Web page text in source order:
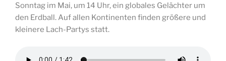
Sonntag im Mai, um 14 Uhr, ein globales Gelächter um
den Erdball. Auf allen Kontinenten finden größere und
kleinere Lach-Partys statt.